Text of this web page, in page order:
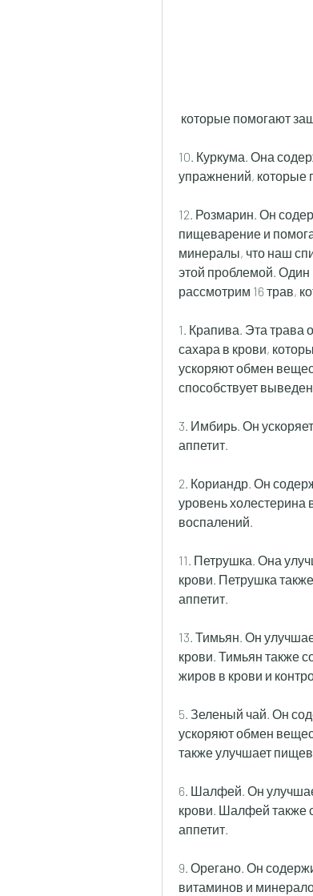
которые помогают
10. Куркума. Она
упражнений, которые
12. Розмарин. Он
пищеварение и
минералы, что наш
этой проблемой. Один
рассмотрим 16 трав,
1. Крапива. Эта трава
сахара в крови,
ускоряют обмен
способствует
3. Имбирь. Он
аппетит.
2. Кориандр. Он
уровень холестерина
воспалений.
11. Петрушка. Она
крови. Петрушка
аппетит.
13. Тимьян. Он
крови. Тимьян также
жиров в крови и
5. Зеленый чай. Он
ускоряют обмен
также улучшает
6. Шалфей. Он
крови. Шалфей также
аппетит.
9. Орегано. Он
витаминов и